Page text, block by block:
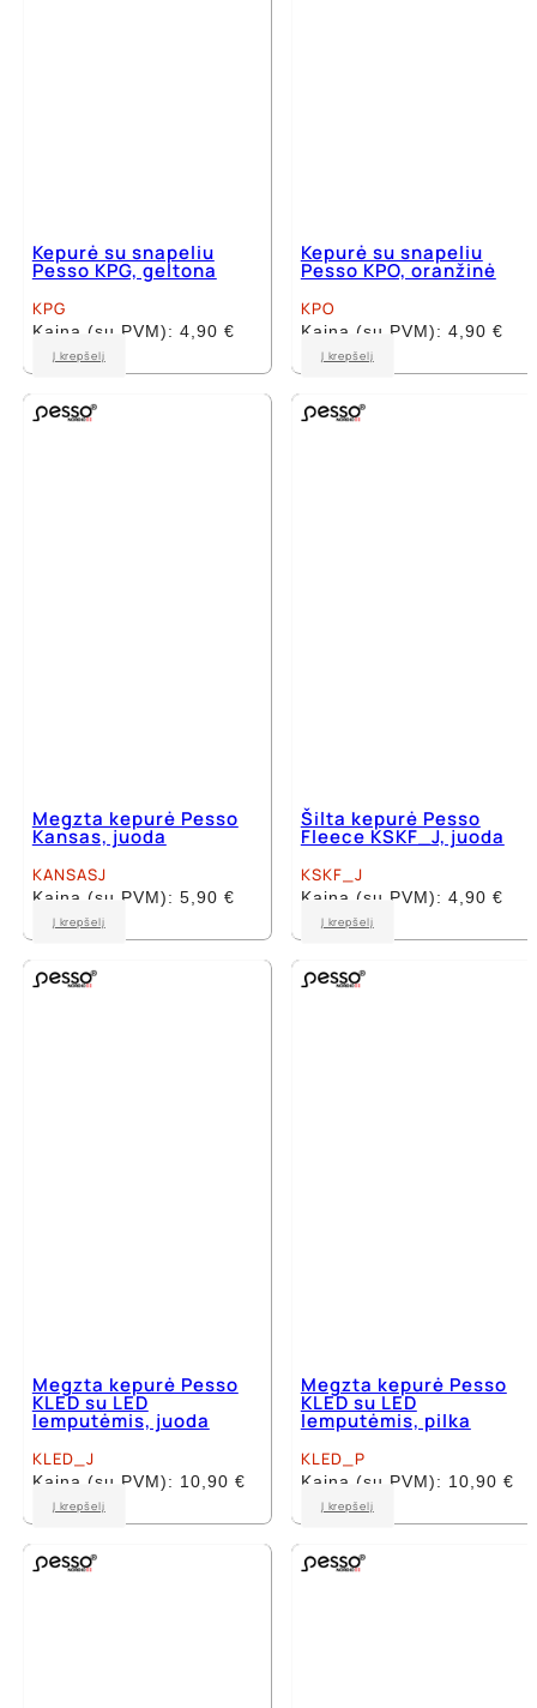
Kepurė su snapeliu
Pesso KPG, geltona
KPG
Kaina (su PVM): 4,90 €
Į krepšelį
Kepurė su snapeliu
Pesso KPO, oranžinė
KPO
Kaina (su PVM): 4,90 €
Į krepšelį
Megzta kepurė Pesso
Kansas, juoda
KANSASJ
Kaina (su PVM): 5,90 €
Į krepšelį
Šilta kepurė Pesso
Fleece KSKF_J, juoda
KSKF_J
Kaina (su PVM): 4,90 €
Į krepšelį
Megzta kepurė Pesso
KLED su LED
lemputėmis, juoda
KLED_J
Kaina (su PVM): 10,90 €
Į krepšelį
Megzta kepurė Pesso
KLED su LED
lemputėmis, pilka
KLED_P
Kaina (su PVM): 10,90 €
Į krepšelį